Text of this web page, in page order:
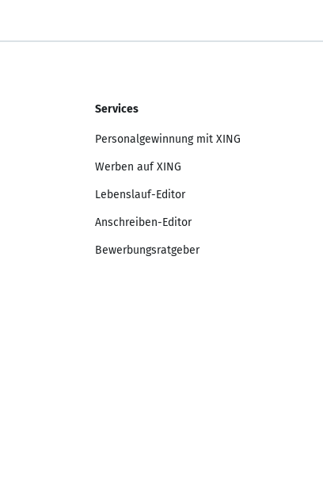
Services
Personalgewinnung mit XING
Werben auf XING
Lebenslauf-Editor
Anschreiben-Editor
Bewerbungsratgeber